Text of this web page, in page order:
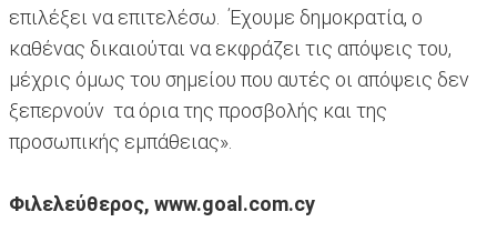
επιλέξει να επιτελέσω. Έχουμε δημοκρατία, ο
καθένας δικαιούται να εκφράζει τις απόψεις του,
μέχρις όμως του σημείου που αυτές οι απόψεις δεν
ξεπερνούν τα όρια της προσβολής και της
προσωπικής εμπάθειας».
Φιλελεύθερος, www.goal.com.cy